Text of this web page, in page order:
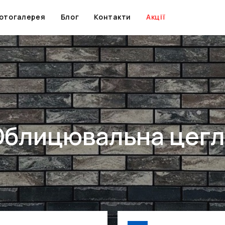
to
Блог Контакти Акції